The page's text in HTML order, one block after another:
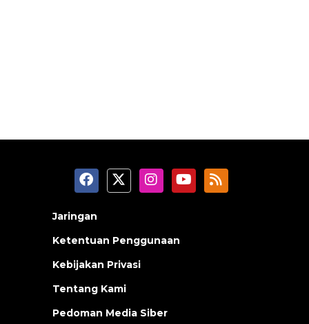
Jaringan
Ketentuan Penggunaan
Kebijakan Privasi
Tentang Kami
Pedoman Media Siber